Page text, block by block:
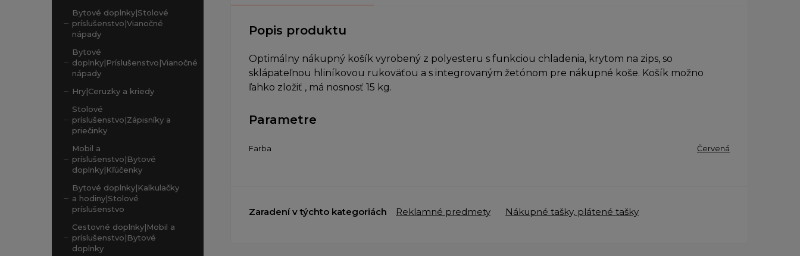
Bytové doplnky|Stolové
príslušenstvo|Vianočné
nápady
Bytové
doplnky|Príslušenstvo|Vianočné
nápady
Hry|Ceruzky a kriedy
Stolové
príslušenstvo|Zápisníky a
priečinky
Mobil a
príslušenstvo|Bytové
doplnky|Kľúčenky
Bytové doplnky|Kalkulačky
a hodiny|Stolové
príslušenstvo
Cestovné doplnky|Mobil a
príslušenstvo|Bytové
doplnky
Popis produktu
Optimálny nákupný košík vyrobený z polyesteru s funkciou chladenia, krytom na zips, so
sklápateľnou hliníkovou rukoväťou a s integrovaným žetónom pre nákupné koše. Košík možno
ľahko zložiť , má nosnosť 15 kg.
Parametre
Farba Červená
Zaradení v týchto kategoriách Reklamné predmety Nákupné tašky, plátené tašky